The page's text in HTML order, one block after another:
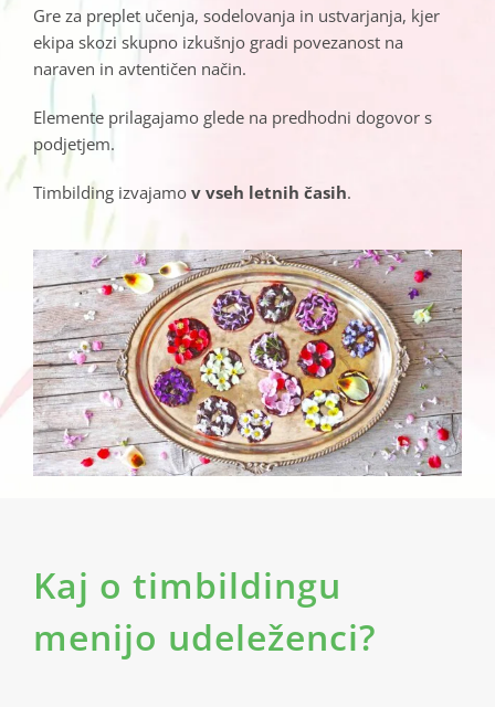
Gre za preplet učenja, sodelovanja in ustvarjanja, kjer
ekipa skozi skupno izkušnjo gradi povezanost na
naraven in avtentičen način.
Elemente prilagajamo glede na predhodni dogovor s
podjetjem.
Timbilding izvajamo v vseh letnih časih.
Kaj o timbildingu
menijo udeleženci?